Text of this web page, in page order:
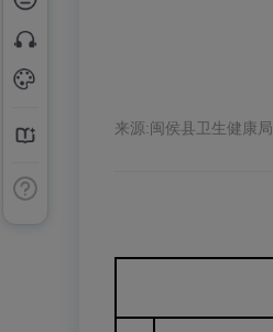
来源:闽侯县卫生健康局